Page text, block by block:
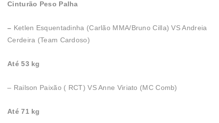
Cinturão Peso Palha
– Ketlen Esquentadinha (Carlão MMA/Bruno Cilla) VS Andreia
Cerdeira (Team Cardoso)
Até 53 kg
– Railson Paixão ( RCT) VS Anne Viriato (MC Comb)
Até 71 kg